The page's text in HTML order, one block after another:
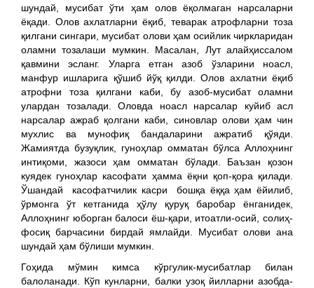
шундай, мусибат ўти ҳам олов ёқолмаган нарсаларни
ёқади. Олов ахлатларни ёқиб, теварак атрофларни тоза
қилгани сингари, мусибат олови ҳам осийлик чиркларидан
оламни тозалаши мумкин. Масалан, Лут алайҳиссалом
қавмини эсланг. Уларга етган азоб ўзларини ноасл,
манфур ишларига қўшиб йўқ қилди. Олов ахлатни ёқиб
атрофни тоза қилгани каби, бу азоб-мусибат оламни
улардан тозалади. Оловда ноасл нарсалар куйиб асл
нарсалар ажраб қолгани каби, синовлар олови ҳам чин
мухлис ва мунофиқ бандаларини ажратиб қўяди.
Жамиятда бузуқлик, гуноҳлар омматан бўлса Аллоҳнинг
интиқоми, жазоси ҳам омматан бўлади. Баъзан қозон
куядек гуноҳлар касофати ҳамма ёқни қоп-қора қилади.
Ўшандай касофатчилик касри бошқа ёққа ҳам ёйилиб,
ўрмонга ўт кетганида ҳўлу қуруқ баробар ёнганидек,
Аллоҳнинг юборган балоси ёш-қари, итоатли-осий, солиҳ-
фосиқ барчасини бирдай ямлайди. Мусибат олови ана
шундай ҳам бўлиши мумкин.
Гоҳида мўмин кимса кўргулик-мусибатлар билан
балоланади. Кўп кунларни, балки узоқ йилларни азобда-